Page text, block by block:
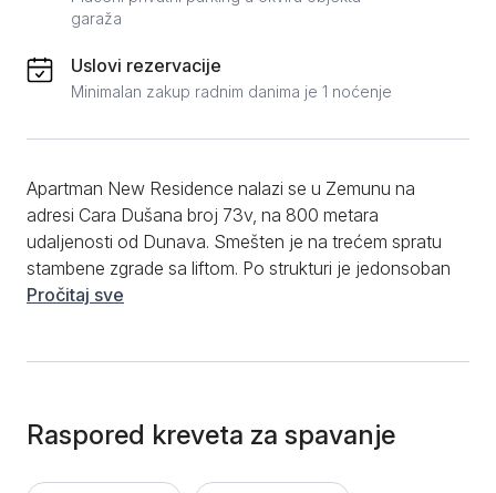
garaža
Uslovi rezervacije
Minimalan zakup radnim danima je 1 noćenje
Apartman New Residence nalazi se u Zemunu na
adresi Cara Dušana broj 73v, na 800 metara
udaljenosti od Dunava. Smešten je na trećem spratu
stambene zgrade sa liftom. Po strukturi je jedonsoban
apartman, ima 41m2 i namenjen je za komforan
francuskim krevetom i kupatila sa kadom. Od
dodatnog sadržaja gostima su na raspolaganju
besplatan WIFI, LCD TV sa kablovskim kanalima i čisti
Pročitaj sve
Raspored kreveta za spavanje